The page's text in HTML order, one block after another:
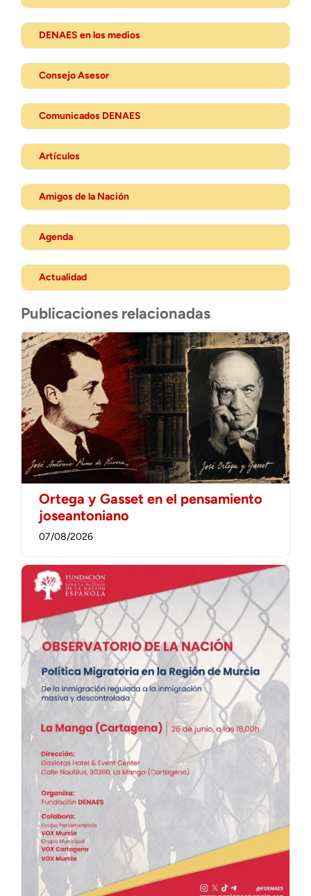
DENAES en los medios
Consejo Asesor
Comunicados DENAES
Artículos
Amigos de la Nación
Agenda
Actualidad
Publicaciones relacionadas
Ortega y Gasset en el pensamiento
joseantoniano
07/08/2026